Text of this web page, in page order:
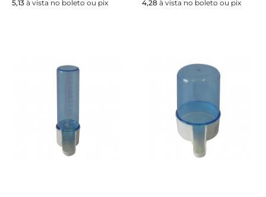
5,13 à vista no boleto ou pix
4,28 à vista no boleto ou pix